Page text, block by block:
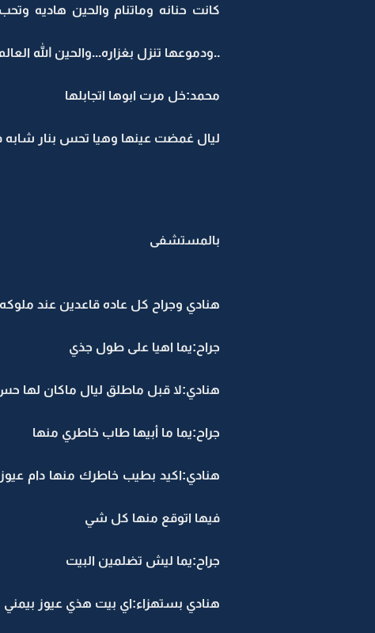
كانت حنانه وماتنام والحين هاديه
..ودموعها تنزل بغزاره...والحين الله
محمد:خل مرت ابوها اتجابلها
ليال غمضت عينها وهيا تحس بنار
بالمستشفى
هنادي وجراح كل عاده قاعدين عند
جراح:يما اهيا على طول جذي
هنادي:لا قبل ماطلق ليال ماكان لها
جراح:يما ما أبيها طاب خاطري منها
هنادي:اكيد بطيب خاطرك منها دام
فيها اتوقع منها كل شي
جراح:يما ليش تضلمين البيت
هنادي بستهزاء:اي بيت هذي عيوز بيمني